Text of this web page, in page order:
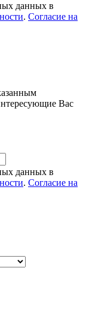
данных в
. Согласие на
Вас
данных в
. Согласие на